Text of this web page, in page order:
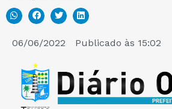
06/06/2022 Publicado às 15:02
PORTAL DA TRANSPARÊNCIA
E-SIC
PERGUNTAS FREQUENTES